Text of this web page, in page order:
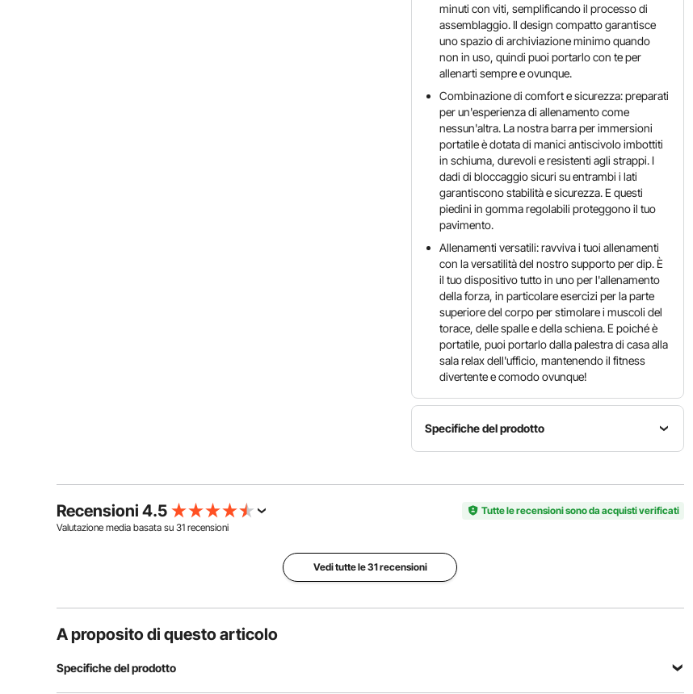
minuti con viti, semplificando il processo di
assemblaggio. Il design compatto garantisce
uno spazio di archiviazione minimo quando
non in uso, quindi puoi portarlo con te per
allenarti sempre e ovunque.
Combinazione di comfort e sicurezza: preparati
per un'esperienza di allenamento come
nessun'altra. La nostra barra per immersioni
portatile è dotata di manici antiscivolo imbottiti
in schiuma, durevoli e resistenti agli strappi. I
dadi di bloccaggio sicuri su entrambi i lati
garantiscono stabilità e sicurezza. E questi
piedini in gomma regolabili proteggono il tuo
pavimento.
Allenamenti versatili: ravviva i tuoi allenamenti
con la versatilità del nostro supporto per dip. È
il tuo dispositivo tutto in uno per l'allenamento
della forza, in particolare esercizi per la parte
superiore del corpo per stimolare i muscoli del
torace, delle spalle e della schiena. E poiché è
portatile, puoi portarlo dalla palestra di casa alla
sala relax dell'ufficio, mantenendo il fitness
divertente e comodo ovunque!
Specifiche del prodotto
modello
articolo
FB003
del tubo
pollici/1,5
di peso
libbre/227
16,5 x 9,1
Recensioni 4.5
Tutte le recensioni sono da acquisti verificati
Valutazione media basata su 31 recensioni
Vedi tutte le 31 recensioni
A proposito di questo articolo
Specifiche del prodotto